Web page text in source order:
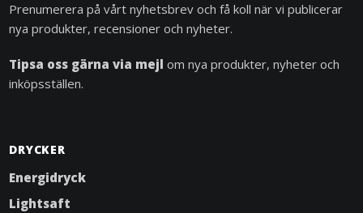
Prenumerera på vårt nyhetsbrev och få koll när vi publicerar
nya produkter, recensioner och nyheter.
Tipsa oss gärna via mejl om nya produkter, nyheter och
inköpsställen.
DRYCKER
Energidryck
Lightsaft